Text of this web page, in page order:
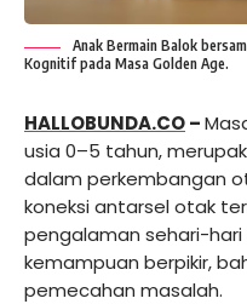
Anak Bermain Balok
Kognitif pada Masa Golden Age.
HALLOBUNDA.CO–
usia 0–5 tahun,
dalam perkembangan
koneksi antarsel otak
pengalaman sehari-
kemampuan berpikir,
pemecahan masalah.